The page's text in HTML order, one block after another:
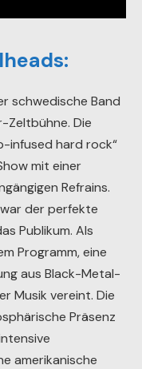
schwedische Band
Zeltbühne. Die
infused hard rock“
mit einer
Refrains.
der perfekte
Publikum. Als
Programm, eine
aus Black-Metal-
Musik vereint. Die
Präsenz
amerikanische